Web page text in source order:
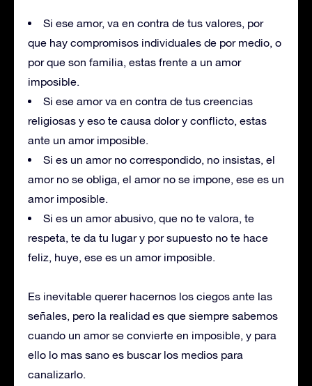
Si ese amor, va en contra de tus valores, por
que hay compromisos individuales de por medio, o
por que son familia, estas frente a un amor
imposible.
Si ese amor va en contra de tus creencias
religiosas y eso te causa dolor y conflicto, estas
ante un amor imposible.
Si es un amor no correspondido, no insistas, el
amor no se obliga, el amor no se impone, ese es un
amor imposible.
Si es un amor abusivo, que no te valora, te
respeta, te da tu lugar y por supuesto no te hace
feliz, huye, ese es un amor imposible.
Es inevitable querer hacernos los ciegos ante las
señales, pero la realidad es que siempre sabemos
cuando un amor se convierte en imposible, y para
ello lo mas sano es buscar los medios para
canalizarlo.